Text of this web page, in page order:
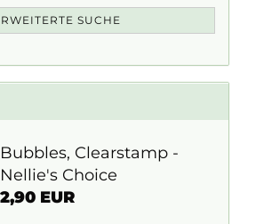
SUCHE
Bubbles, Clearstamp -
Nellie's Choice
2,90 EUR